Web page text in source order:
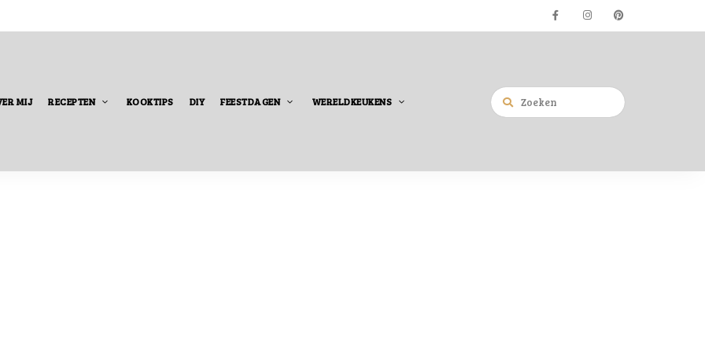
MIJ RECEPTEN KOOKTIPS DIY FEESTDAGEN WERELDKEUKENS